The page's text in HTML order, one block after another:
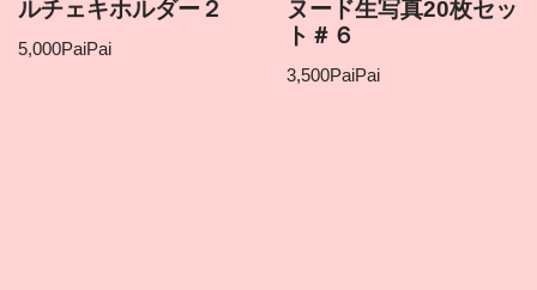
ルチェキホルダー２
5,000PaiPai
ヌード生写真20枚セッ
ト＃６
3,500PaiPai